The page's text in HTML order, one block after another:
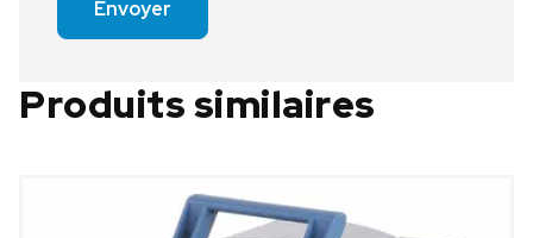
Envoyer
Produits similaires